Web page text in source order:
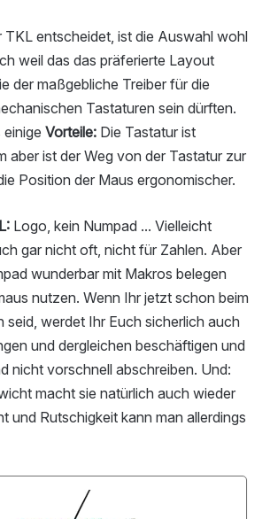
TKL entscheidet, ist die Auswahl wohl
weil das das präferierte Layout
der maßgebliche Treiber für die
Tastaturen sein dürften.
Vorteile: Die Tastatur ist
aber ist der Weg von der Tastatur zur
Position der Maus ergonomischer.
Logo, kein Numpad ... Vielleicht
gar nicht oft, nicht für Zahlen. Aber
wunderbar mit Makros belegen
nutzen. Wenn Ihr jetzt schon beim
seid, werdet Ihr Euch sicherlich auch
und dergleichen beschäftigen und
nicht vorschnell abschreiben. Und:
macht sie natürlich auch wieder
und Rutschigkeit kann man allerdings